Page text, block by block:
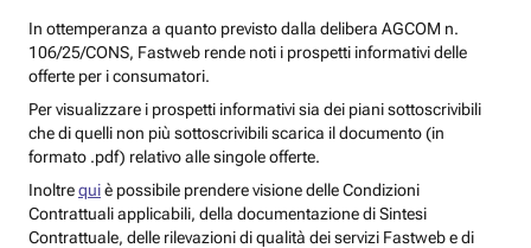
In ottemperanza a quanto previsto dalla delibera AGCOM n.
106/25/CONS, Fastweb rende noti i prospetti informativi delle
offerte per i consumatori.
Per visualizzare i prospetti informativi sia dei piani sottoscrivibili
che di quelli non più sottoscrivibili scarica il documento (in
formato .pdf) relativo alle singole offerte.
Inoltrequiè possibile prendere visione delle Condizioni
Contrattuali applicabili, della documentazione di Sintesi
Contrattuale, delle rilevazioni di qualità dei servizi Fastweb e di